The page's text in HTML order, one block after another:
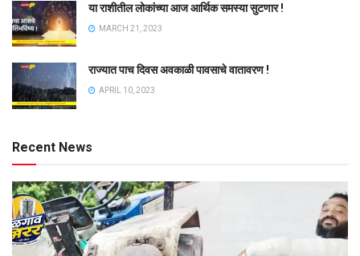
या राशीतील लोकांच्या आज आर्थिक समस्या सुटणार !
MARCH 21, 2023
राज्यात पाच दिवस अवकाळी पावसाचे वातावरण !
APRIL 10, 2023
Recent News